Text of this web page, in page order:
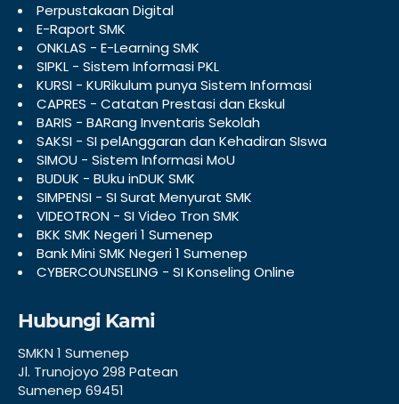
Perpustakaan Digital
E-Raport SMK
ONKLAS - E-Learning SMK
SIPKL - Sistem Informasi PKL
KURSI - KURikulum punya Sistem Informasi
CAPRES - Catatan Prestasi dan Ekskul
BARIS - BARang Inventaris Sekolah
SAKSI - SI pelAnggaran dan Kehadiran SIswa
SIMOU - Sistem Informasi MoU
BUDUK - BUku inDUK SMK
SIMPENSI - SI Surat Menyurat SMK
VIDEOTRON - SI Video Tron SMK
BKK SMK Negeri 1 Sumenep
Bank Mini SMK Negeri 1 Sumenep
CYBERCOUNSELING - SI Konseling Online
Hubungi Kami
SMKN 1 Sumenep
Jl. Trunojoyo 298 Patean
Sumenep 69451